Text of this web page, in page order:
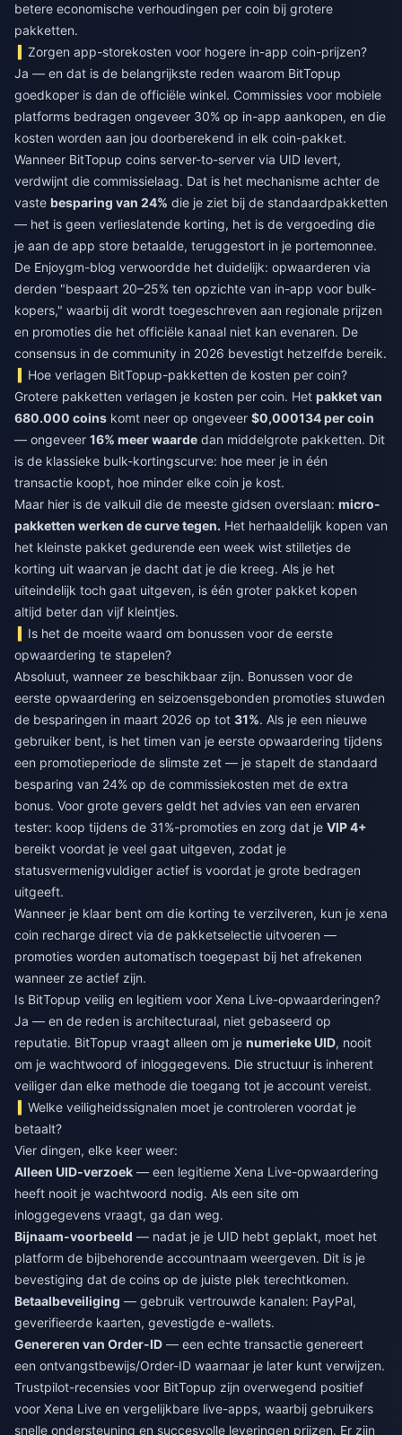
betere economische verhoudingen per coin bij grotere
pakketten.
Zorgen app-storekosten voor hogere in-app coin-prijzen?
Ja — en dat is de belangrijkste reden waarom BitTopup
goedkoper is dan de officiële winkel. Commissies voor mobiele
platforms bedragen ongeveer 30% op in-app aankopen, en die
kosten worden aan jou doorberekend in elk coin-pakket.
Wanneer BitTopup coins server-to-server via UID levert,
verdwijnt die commissielaag. Dat is het mechanisme achter de
vaste besparing van 24% die je ziet bij de standaardpakketten
— het is geen verlieslatende korting, het is de vergoeding die
je aan de app store betaalde, teruggestort in je portemonnee.
De Enjoygm-blog verwoordde het duidelijk: opwaarderen via
derden "bespaart 20–25% ten opzichte van in-app voor bulk-
kopers," waarbij dit wordt toegeschreven aan regionale prijzen
en promoties die het officiële kanaal niet kan evenaren. De
consensus in de community in 2026 bevestigt hetzelfde bereik.
Hoe verlagen BitTopup-pakketten de kosten per coin?
Grotere pakketten verlagen je kosten per coin. Het pakket van
680.000 coins komt neer op ongeveer $0,000134 per coin
— ongeveer 16% meer waarde dan middelgrote pakketten. Dit
is de klassieke bulk-kortingscurve: hoe meer je in één
transactie koopt, hoe minder elke coin je kost.
Maar hier is de valkuil die de meeste gidsen overslaan: micro-
pakketten werken de curve tegen. Het herhaaldelijk kopen van
het kleinste pakket gedurende een week wist stilletjes de
korting uit waarvan je dacht dat je die kreeg. Als je het
uiteindelijk toch gaat uitgeven, is één groter pakket kopen
altijd beter dan vijf kleintjes.
Is het de moeite waard om bonussen voor de eerste
opwaardering te stapelen?
Absoluut, wanneer ze beschikbaar zijn. Bonussen voor de
eerste opwaardering en seizoensgebonden promoties stuwden
de besparingen in maart 2026 op tot 31%. Als je een nieuwe
gebruiker bent, is het timen van je eerste opwaardering tijdens
een promotieperiode de slimste zet — je stapelt de standaard
besparing van 24% op de commissiekosten met de extra
bonus. Voor grote gevers geldt het advies van een ervaren
tester: koop tijdens de 31%-promoties en zorg dat je VIP 4+
bereikt voordat je veel gaat uitgeven, zodat je
statusvermenigvuldiger actief is voordat je grote bedragen
uitgeeft.
Wanneer je klaar bent om die korting te verzilveren, kun je xena
coin recharge direct via de pakketselectie uitvoeren —
promoties worden automatisch toegepast bij het afrekenen
wanneer ze actief zijn.
Is BitTopup veilig en legitiem voor Xena Live-opwaarderingen?
Ja — en de reden is architecturaal, niet gebaseerd op
reputatie. BitTopup vraagt alleen om je numerieke UID, nooit
om je wachtwoord of inloggegevens. Die structuur is inherent
veiliger dan elke methode die toegang tot je account vereist.
Welke veiligheidssignalen moet je controleren voordat je
betaalt?
Vier dingen, elke keer weer:
Alleen UID-verzoek — een legitieme Xena Live-opwaardering
heeft nooit je wachtwoord nodig. Als een site om
inloggegevens vraagt, ga dan weg.
Bijnaam-voorbeeld — nadat je je UID hebt geplakt, moet het
platform de bijbehorende accountnaam weergeven. Dit is je
bevestiging dat de coins op de juiste plek terechtkomen.
Betaalbeveiliging — gebruik vertrouwde kanalen: PayPal,
geverifieerde kaarten, gevestigde e-wallets.
Genereren van Order-ID — een echte transactie genereert
een ontvangstbewijs/Order-ID waarnaar je later kunt verwijzen.
Trustpilot-recensies voor BitTopup zijn overwegend positief
voor Xena Live en vergelijkbare live-apps, waarbij gebruikers
snelle ondersteuning en succesvolle leveringen prijzen. Er zijn